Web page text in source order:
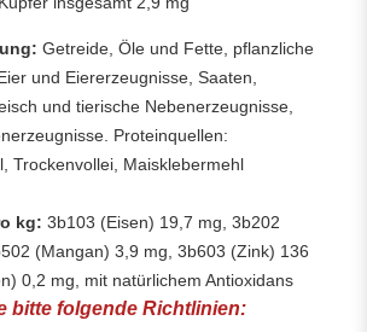
Getreide, Öle und Fette, pflanzliche
und Eiererzeugnisse, Saaten,
und tierische Nebenerzeugnisse,
Proteinquellen:
Trockenvollei, Maisklebermehl
kg: 3b103 (Eisen) 19,7 mg, 3b202
(Mangan) 3,9 mg, 3b603 (Zink) 136
0,2 mg, mit natürlichem Antioxidans
bitte folgende Richtlinien: